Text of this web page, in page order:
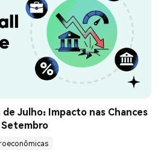
Julho: Impacto nas Chances